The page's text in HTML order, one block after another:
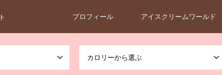
プロフィール アイスクリームワールド
カロリーから選ぶ